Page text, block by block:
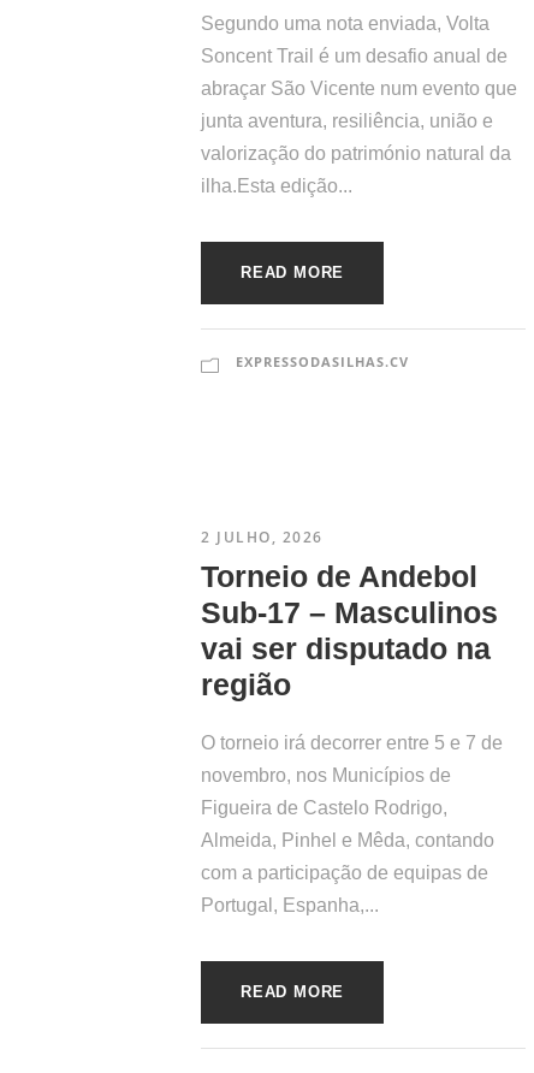
Segundo uma nota enviada, Volta
Soncent Trail é um desafio anual de
abraçar São Vicente num evento que
junta aventura, resiliência, união e
valorização do património natural da
ilha.Esta edição...
READ MORE
EXPRESSODASILHAS.CV
2 JULHO, 2026
Torneio de Andebol
Sub-17 – Masculinos
vai ser disputado na
região
O torneio irá decorrer entre 5 e 7 de
novembro, nos Municípios de
Figueira de Castelo Rodrigo,
Almeida, Pinhel e Mêda, contando
com a participação de equipas de
Portugal, Espanha,...
READ MORE
O PROJETO
entre as duas regiões, através da permuta de
informação, valorizando por um lado os
recursos digitais e por outro a troca de